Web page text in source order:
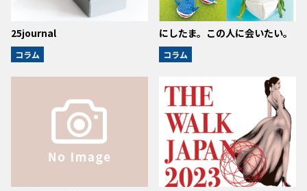
25journal
コラム
にしたま。この人に会いたい。
コラム